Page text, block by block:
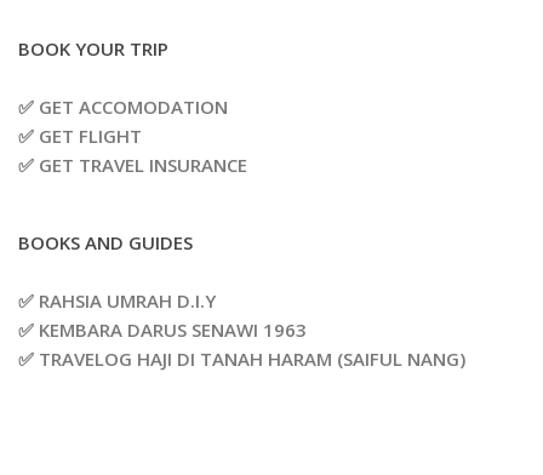
BOOK YOUR TRIP
✅ GET ACCOMODATION
✅ GET FLIGHT
✅ GET TRAVEL INSURANCE
BOOKS AND GUIDES
✅ RAHSIA UMRAH D.I.Y
✅ KEMBARA DARUS SENAWI 1963
✅ TRAVELOG HAJI DI TANAH HARAM (SAIFUL NANG)